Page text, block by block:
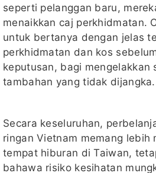
seperti pelanggan baru,
menaikkan caj perkhidmatan.
untuk bertanya dengan jelas
perkhidmatan dan kos
keputusan, bagi mengelakkan
tambahan yang tidak dijangka.
Secara keseluruhan,
ringan Vietnam memang lebih
tempat hiburan di Taiwan,
bahawa risiko kesihatan